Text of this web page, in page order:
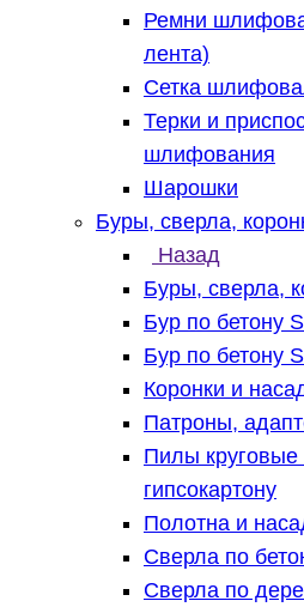
Ремни
лента)
Сетка
Терки и
шлифования
Шарошки
Буры, сверла,
Назад
Буры, сверла,
Бур по бетону
Бур по бетону
Коронки и
Патроны,
Пилы круговые
гипсокартону
Полотна и
Сверла по
Сверла по